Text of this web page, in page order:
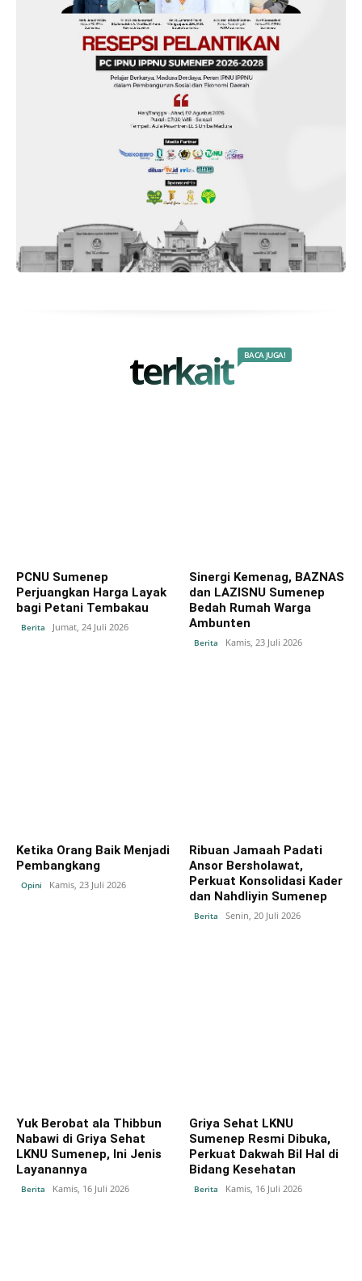
terkait BACA JUGA!
PCNU Sumenep
Perjuangkan Harga Layak
bagi Petani Tembakau
Berita Jumat, 24 Juli 2026
‎Sinergi Kemenag, BAZNAS
dan LAZISNU Sumenep
Bedah Rumah Warga
Ambunten
Berita Kamis, 23 Juli 2026
Ketika Orang Baik Menjadi
Pembangkang
Opini Kamis, 23 Juli 2026
Ribuan Jamaah Padati
Ansor Bersholawat,
Perkuat Konsolidasi Kader
dan Nahdliyin Sumenep
Berita Senin, 20 Juli 2026
Yuk Berobat ala Thibbun
Nabawi di Griya Sehat
LKNU Sumenep, Ini Jenis
Layanannya
Berita Kamis, 16 Juli 2026
Griya Sehat LKNU
Sumenep Resmi Dibuka,
Perkuat Dakwah Bil Hal di
Bidang Kesehatan
Berita Kamis, 16 Juli 2026